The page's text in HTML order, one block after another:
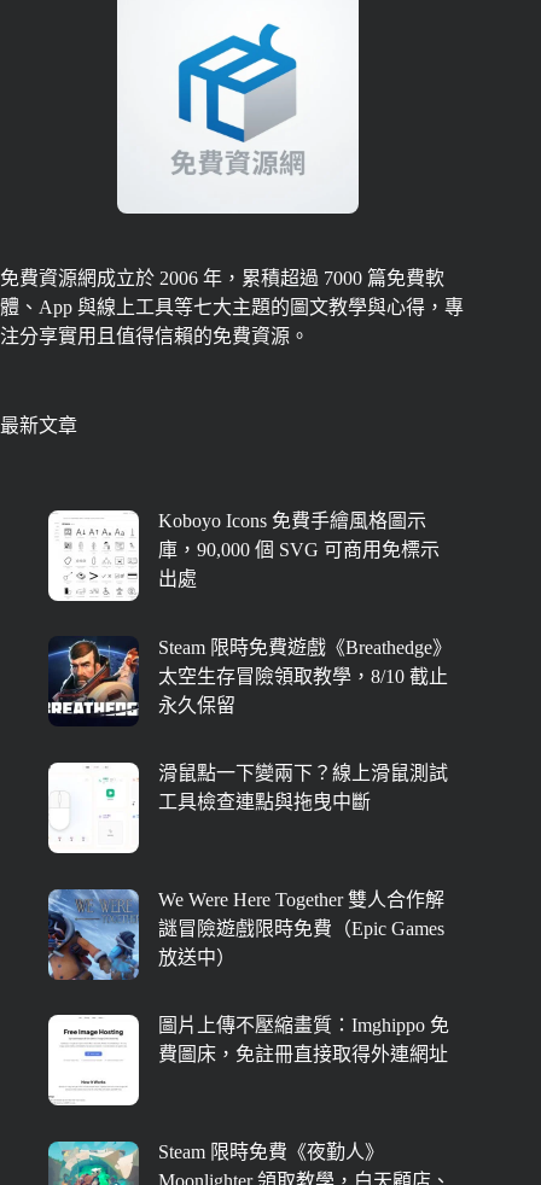
免費資源網成立於 2006 年，累積超過 7000 篇免費軟
體、App 與線上工具等七大主題的圖文教學與心得，專
注分享實用且值得信賴的免費資源。
最新文章
Koboyo Icons 免費手繪風格圖示
庫，90,000 個 SVG 可商用免標示
出處
Steam 限時免費遊戲《Breathedge》
太空生存冒險領取教學，8/10 截止
永久保留
滑鼠點一下變兩下？線上滑鼠測試
工具檢查連點與拖曳中斷
We Were Here Together 雙人合作解
謎冒險遊戲限時免費（Epic Games
放送中）
圖片上傳不壓縮畫質：Imghippo 免
費圖床，免註冊直接取得外連網址
Steam 限時免費《夜勤人》
Moonlighter 領取教學，白天顧店、